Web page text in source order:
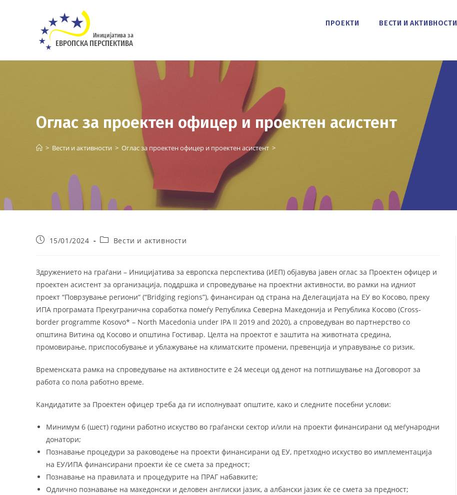
ПРОЕКТИ ВЕСТИ И АКТИВНОСТИ
Оглас за проектен офицер и проектен асистент
> Вести и активности > Оглас за проектен офицер и проектен асистент >
Post15/01/2024
PostВести и активности
Здружението на граѓани – Иницијатива за европска перспектива (ИЕП) објавува јавен оглас за Проектен офицер и
проектен асистент за организација, поддршка и спроведување на проектни активности, во рамки на идниот
проект “Поврзување региони“ (“Bridging regions”), финансиран од страна на Делегацијата на ЕУ во Косово, преку
ИПА програмата Прекугранична соработка помеѓу Република Северна Македонија и Република Косово (Cross-
border programme Kosovo* – North Macedonia under IPA II 2019 and 2020), а спроведуван во партнерство со
општина Витина од Косово и општина Гостивар. Целта на проектот е заштита на животната средина,
промовирање, приспособување и ублажување на климатските промени, превенција и управување со ризик.
Временската рамка на спроведување на активностите е 24 месеци од денот на потпишување на Договорот за
работа со пола работно време.
Кандидатите за Проектен офицер треба да ги исполнуваат општите, како и следните посебни услови:
Минимум 6 (шест) години работно искуство во граѓански сектор и/или на проекти финансирани од меѓународни
донатори;
Познавање процедури за раководење на проекти финансирани од ЕУ, претходно искуство во имплементација
на ЕУ/ИПА финансирани проекти ќе се смета за предност;
Познавање на правилата и процедурите на ПРАГ набавките;
Одлично познавање на македонски и деловен англиски јазик, а албански јазик ќе се смета за предност;